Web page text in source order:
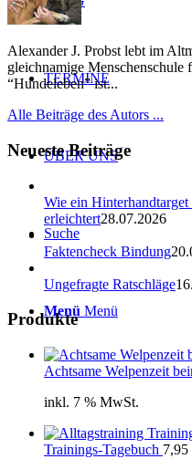
TERMINE
ÜBER UNS
Suche
Menü Menü
Alexander J. Probst lebt im
gleichnamige Menschenschule
“Hundeleben” ist...
Alle Beiträge des Autors ...
Neueste Beiträge
Wie ein
erleichtert28.07.2026
Faktencheck Bindung
Ungefragte Ratschläge
Produkte
Achtsame Welpenzeit
inkl. 7 % MwSt.
Trainings-Tagebuch 7,95